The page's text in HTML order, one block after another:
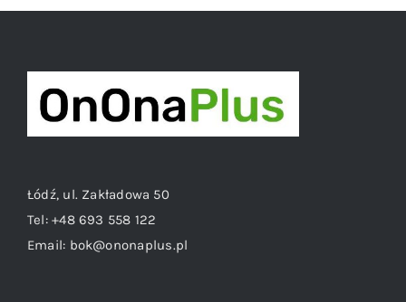
Łódź, ul. Zakładowa 50
Tel:+48 693 558 122
Email: bok@ononaplus.pl